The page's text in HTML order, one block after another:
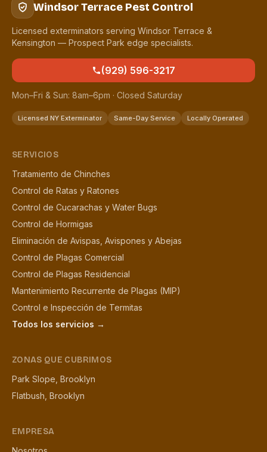
Windsor Terrace Pest Control
Licensed exterminators serving Windsor Terrace &
Kensington — Prospect Park edge specialists.
(929) 596-3217
Mon–Fri & Sun: 8am–6pm · Closed Saturday
Licensed NY Exterminator Same-Day Service Locally Operated
SERVICIOS
Tratamiento de Chinches
Control de Ratas y Ratones
Control de Cucarachas y Water Bugs
Control de Hormigas
Eliminación de Avispas, Avispones y Abejas
Control de Plagas Comercial
Control de Plagas Residencial
Mantenimiento Recurrente de Plagas (MIP)
Control e Inspección de Termitas
Todos los servicios →
ZONAS QUE CUBRIMOS
Park Slope, Brooklyn
Flatbush, Brooklyn
EMPRESA